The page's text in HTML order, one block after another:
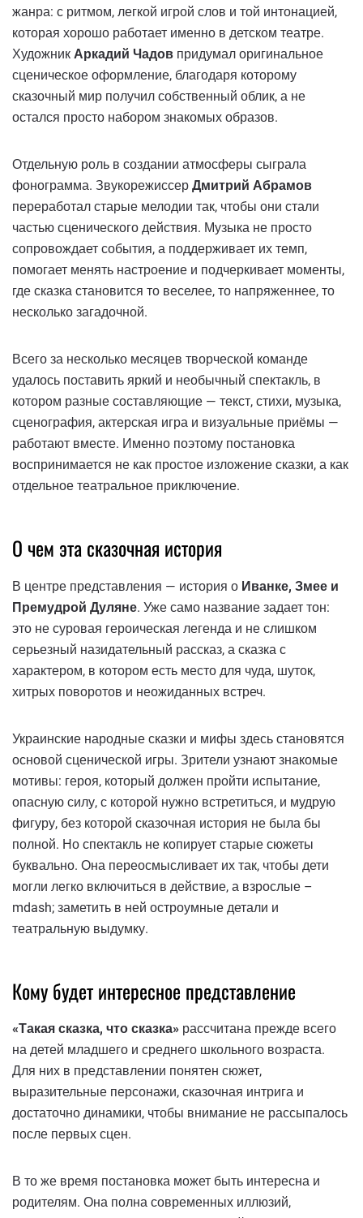
жанра: с ритмом, легкой игрой слов и той интонацией,
которая хорошо работает именно в детском театре.
Художник Аркадий Чадов придумал оригинальное
сценическое оформление, благодаря которому
сказочный мир получил собственный облик, а не
остался просто набором знакомых образов.
Отдельную роль в создании атмосферы сыграла
фонограмма. Звукорежиссер Дмитрий Абрамов
переработал старые мелодии так, чтобы они стали
частью сценического действия. Музыка не просто
сопровождает события, а поддерживает их темп,
помогает менять настроение и подчеркивает моменты,
где сказка становится то веселее, то напряженнее, то
несколько загадочной.
Всего за несколько месяцев творческой команде
удалось поставить яркий и необычный спектакль, в
котором разные составляющие — текст, стихи, музыка,
сценография, актерская игра и визуальные приёмы —
работают вместе. Именно поэтому постановка
воспринимается не как простое изложение сказки, а как
отдельное театральное приключение.
О чем эта сказочная история
В центре представления — история о Иванке, Змее и
Премудрой Дуляне. Уже само название задает тон:
это не суровая героическая легенда и не слишком
серьезный назидательный рассказ, а сказка с
характером, в котором есть место для чуда, шуток,
хитрых поворотов и неожиданных встреч.
Украинские народные сказки и мифы здесь становятся
основой сценической игры. Зрители узнают знакомые
мотивы: героя, который должен пройти испытание,
опасную силу, с которой нужно встретиться, и мудрую
фигуру, без которой сказочная история не была бы
полной. Но спектакль не копирует старые сюжеты
буквально. Она переосмысливает их так, чтобы дети
могли легко включиться в действие, а взрослые –
mdash; заметить в ней остроумные детали и
театральную выдумку.
Кому будет интересное представление
«Такая сказка, что сказка» рассчитана прежде всего
на детей младшего и среднего школьного возраста.
Для них в представлении понятен сюжет,
выразительные персонажи, сказочная интрига и
достаточно динамики, чтобы внимание не рассыпалось
после первых сцен.
В то же время постановка может быть интересна и
родителям. Она полна современных иллюзий,